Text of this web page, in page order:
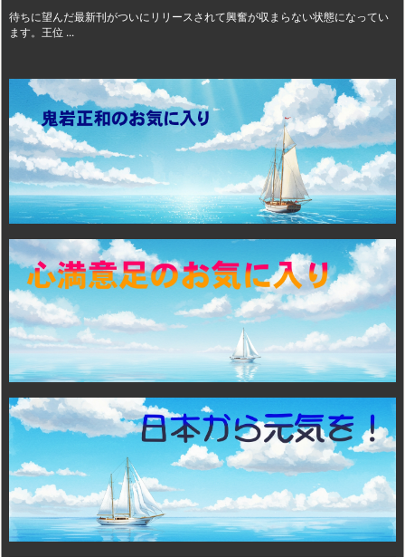
待ちに望んだ最新刊がついにリリースされて興奮が収まらない状態になってい
ます。王位 ...